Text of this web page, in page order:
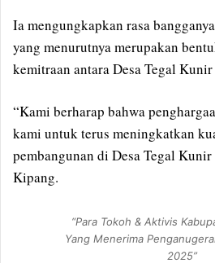
Ia mengungkapkan rasa
yang menurutnya merupakan
kemitraan antara Desa Tegal
“Kami berharap bahwa
kami untuk terus meningkatkan
pembangunan di Desa Tegal
Kipang.
“Para Tokoh & Aktivis
Yang Menerima
2025”